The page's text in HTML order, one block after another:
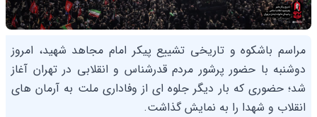
مراسم باشکوه و تاریخی تشییع پیکر امام مجاهد شهید، امروز
دوشنبه با حضور پرشور مردم قدرشناس و انقلابی در تهران آغاز
شد؛ حضوری که بار دیگر جلوه ای از وفاداری ملت به آرمان های
انقلاب و شهدا را به نمایش گذاشت.